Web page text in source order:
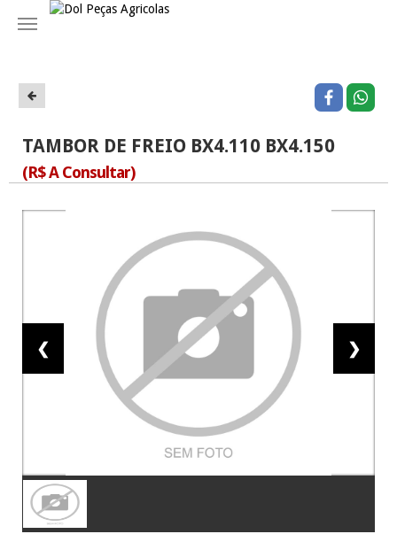
Navegação
TAMBOR DE FREIO BX4.110 BX4.150
(R$ A Consultar)
❮ ❯